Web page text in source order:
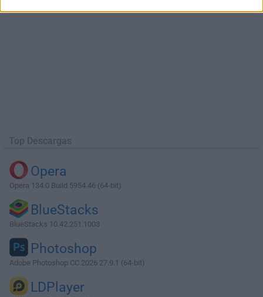
Top Descargas
Opera
Opera 134.0 Build 5954.46 (64-bit)
BlueStacks
BlueStacks 10.42.251.1003
Photoshop
Adobe Photoshop CC 2026 27.9.1 (64-bit)
LDPlayer